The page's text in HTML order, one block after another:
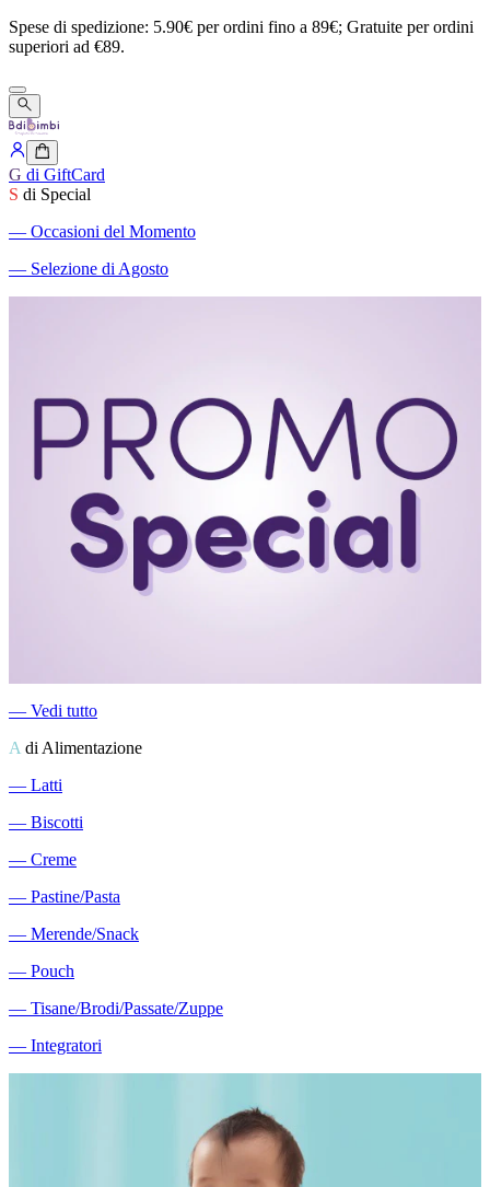
Spese di spedizione: 5.90€ perordini fino a 89€; Gratuite perordini
superiori ad €89.
G di GiftCard
S di Special
― Occasioni del Momento
― Selezione di Agosto
― Vedi tutto
A di Alimentazione
― Latti
― Biscotti
― Creme
― Pastine/Pasta
― Merende/Snack
― Pouch
― Tisane/Brodi/Passate/Zuppe
― Integratori